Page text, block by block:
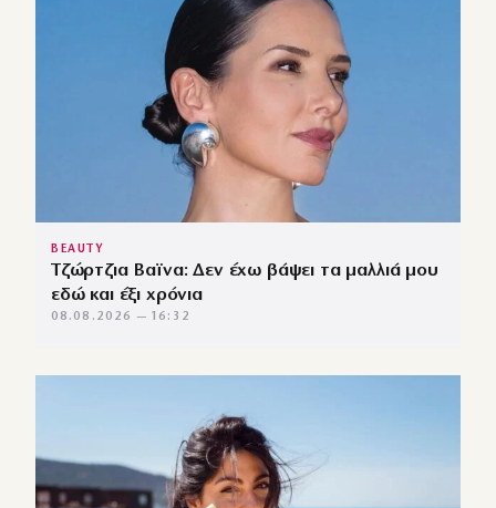
BEAUTY
Τζώρτζια Βαϊνα: Δεν έχω βάψει τα μαλλιά μου
εδώ και έξι χρόνια
08.08.2026 — 16:32